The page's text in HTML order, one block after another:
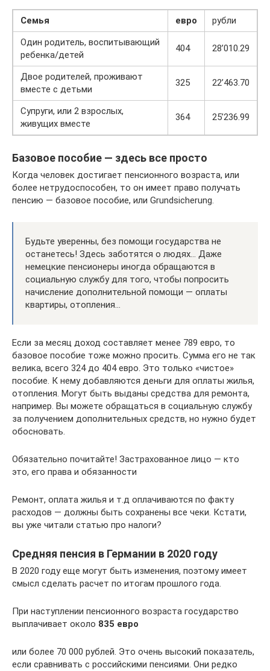
Семья евро
рубли
Один родитель, воспитывающий
ребенка/детей
404 28’010.29
Двое родителей, проживают
вместе с детьми
325 22’463.70
Супруги, или 2 взрослых,
живущих вместе
364 25’236.99
Базовое пособие — здесь все просто
Когда человек достигает пенсионного возраста, или
более нетрудоспособен, то он имеет право получать
пенсию — базовое пособие, или Grundsicherung.
Будьте уверенны, без помощи государства не
останетесь! Здесь заботятся о людях… Даже
немецкие пенсионеры иногда обращаются в
социальную службу для того, чтобы попросить
начисление дополнительной помощи — оплаты
квартиры, отопления…
Если за месяц доход составляет менее 789 евро, то
базовое пособие тоже можно просить. Сумма его не так
велика, всего 324 до 404 евро. Это только «чистое»
пособие. К нему добавляются деньги для оплаты жилья,
отопления. Могут быть выданы средства для ремонта,
например. Вы можете обращаться в социальную службу
за получением дополнительных средств, но нужно будет
обосновать.
Обязательно почитайте! Застрахованное лицо — кто
это, его права и обязанности
Ремонт, оплата жилья и т.д оплачиваются по факту
расходов — должны быть сохранены все чеки. Кстати,
вы уже читали статью про налоги?
Средняя пенсия в Германии в 2020 году
В 2020 году еще могут быть изменения, поэтому имеет
смысл сделать расчет по итогам прошлого года.
При наступлении пенсионного возраста государство
выплачивает около 835 евро
или более 70 000 рублей. Это очень высокий показатель,
если сравнивать с российскими пенсиями. Они редко